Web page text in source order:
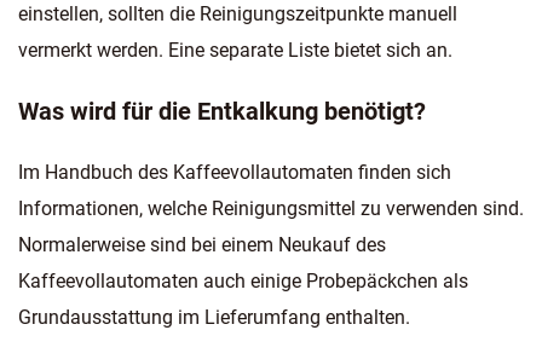
einstellen, sollten die Reinigungszeitpunkte manuell
vermerkt werden. Eine separate Liste bietet sich an.
Was wird für die Entkalkung benötigt?
Im Handbuch des Kaffeevollautomaten finden sich
Informationen, welche Reinigungsmittel zu verwenden sind.
Normalerweise sind bei einem Neukauf des
Kaffeevollautomaten auch einige Probepäckchen als
Grundausstattung im Lieferumfang enthalten.